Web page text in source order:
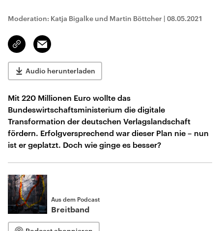
Moderation: Katja Bigalke und Martin Böttcher | 08.05.2021
Link
kopieren/teilen
Email
Audio herunterladen
Mit 220 Millionen Euro wollte das
Bundeswirtschaftsministerium die digitale
Transformation der deutschen Verlagslandschaft
fördern. Erfolgversprechend war dieser Plan nie – nun
ist er geplatzt. Doch wie ginge es besser?
Aus dem Podcast
Breitband